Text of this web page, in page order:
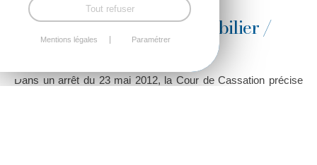
3 Juil 2012 Droit de l'immobilier /
urbanisme
Dans un arrêt du 23 mai 2012, la Cour de Cassation précise
Tout refuser
Mentions légales Paramétrer